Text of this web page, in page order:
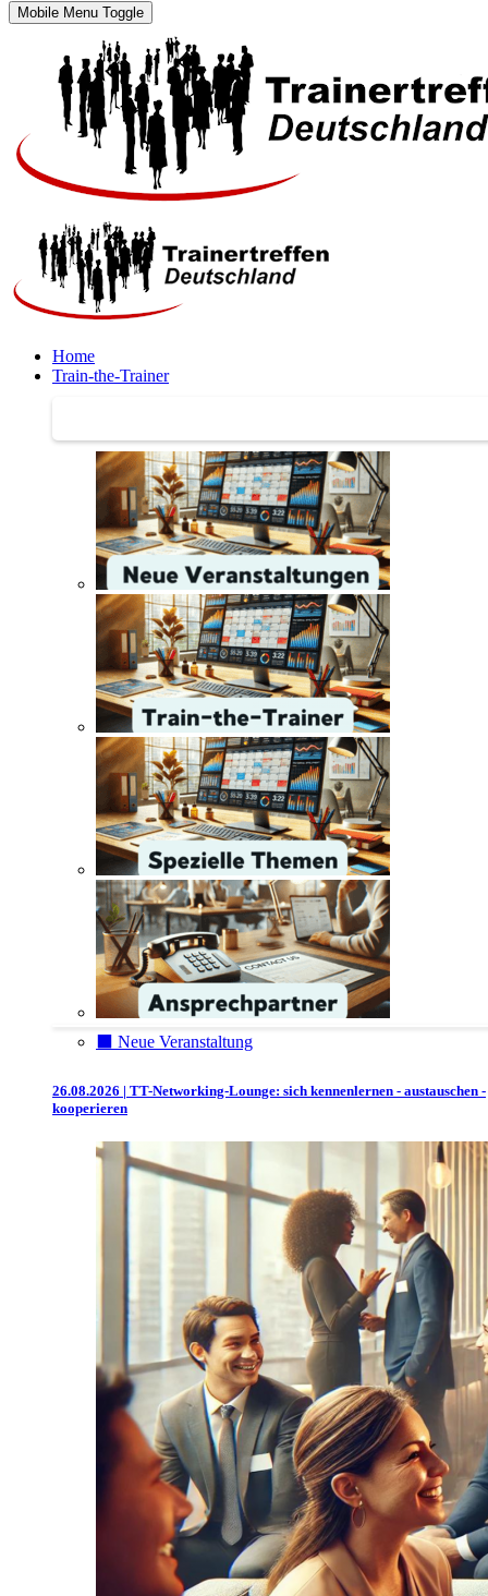
Mobile Menu Toggle
Home
Train-the-Trainer
⬛️ Neue Veranstaltung
26.08.2026 | TT-Networking-Lounge: sich kennenlernen - austauschen -
kooperieren